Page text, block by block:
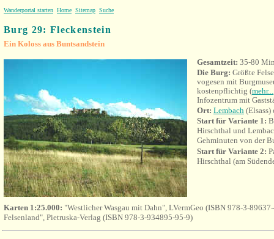
Wanderportal starten Home Sitemap Suche
Burg 29: Fleckenstein
Ein Koloss aus Buntsandstein
Gesamtzeit: 35-80
Die Burg: Größte
vogesen mit
kostenpflichtig (mehr...
Infozentrum mit
Ort: Lembach
Start für Variante 1:
Hirschthal und
Gehminuten von der
Start für Variante 2:
Hirschthal (am
Karten 1:25.000: "Westlicher Wasgau mit Dahn", LVermGeo (ISBN 978-3-
Felsenland", Pietruska-Verlag (ISBN 978-3-934895-95-9)